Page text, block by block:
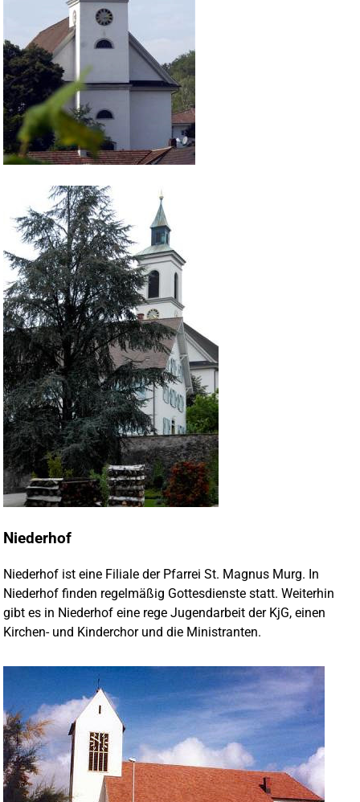
Niederhof
Niederhof ist eine Filiale der Pfarrei St. Magnus Murg. In
Niederhof finden regelmäßig Gottesdienste statt. Weiterhin
gibt es in Niederhof eine rege Jugendarbeit der KjG, einen
Kirchen- und Kinderchor und die Ministranten.